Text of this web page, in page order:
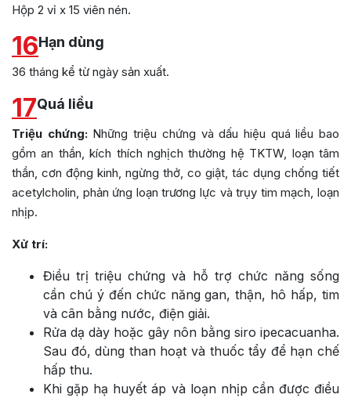
Hộp 2 vỉ x 15 viên nén.
16Hạn dùng
36 tháng kể từ ngày sản xuất.
17Quá liều
Triệu chứng:Những triệu chứng và dấu hiệu quá liều bao
gồm an thần, kích thích nghịch thường hệ TKTW, loạn tâm
thần, cơn động kinh, ngừng thở, co giật, tác dụng chống tiết
acetylcholin, phản ứng loạn trương lực và trụy tim mạch, loạn
nhịp.
Xử trí:
Điều trị triệu chứng và hỗ trợ chức năng sống
cần chú ý đến chức năng gan, thận, hô hấp, tim
và cân bằng nước, điện giải.
Rửa dạ dày hoặc gây nôn bằng siro ipecacuanha.
Sau đó, dùng than hoạt và thuốc tẩy để hạn chế
hấp thu.
Khi gặp hạ huyết áp và loạn nhịp cần được điều